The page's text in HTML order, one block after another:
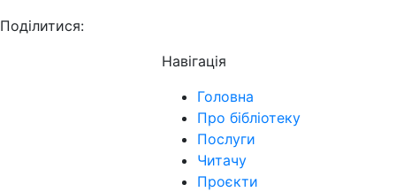
Поділитися:
Навігація
Головна
Про бібліотеку
Послуги
Читачу
Проєкти